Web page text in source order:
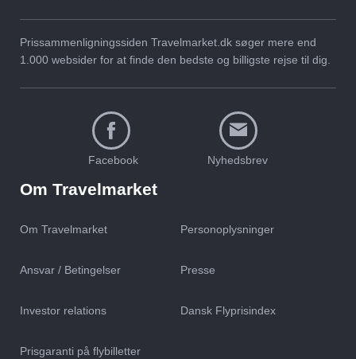
Billige eksotiske
afbudsrejser – få et godt
Billig eksotisk ferie? Ja
det kan godt lade sig
gøre!
Prissammenligningssiden Travelmarket.dk søger mere end
1.000 websider for at finde den bedste og billigste rejse til dig.
Facebook Nyhedsbrev
Om Travelmarket
Om Travelmarket Personoplysninger
Ansvar / Betingelser Presse
Investor relations Dansk Flyprisindex
Prisgaranti på flybilletter